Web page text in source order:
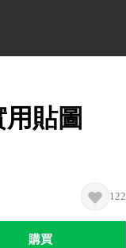
貼圖
122
購買